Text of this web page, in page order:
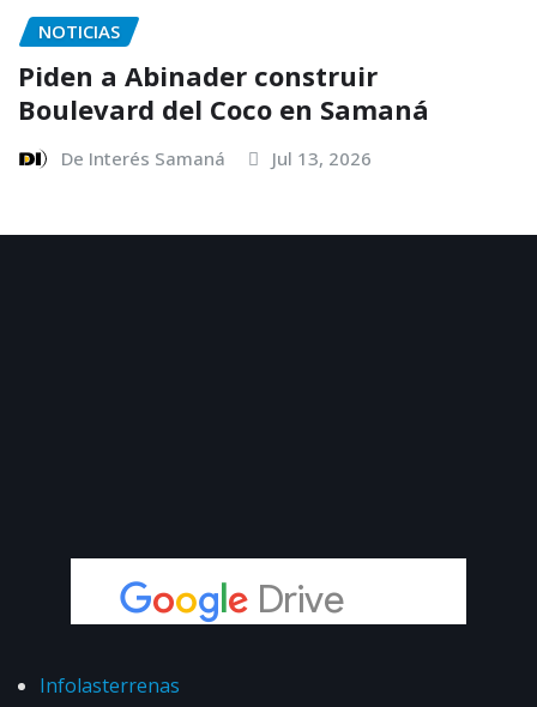
NOTICIAS
Piden a Abinader construir
Boulevard del Coco en Samaná
De Interés Samaná Jul 13, 2026
Infolasterrenas